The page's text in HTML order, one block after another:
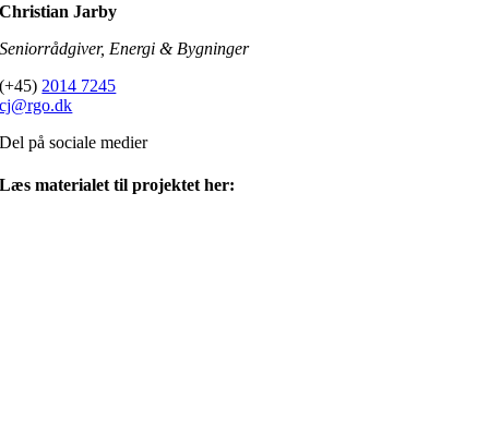
Christian Jarby
Seniorrådgiver, Energi & Bygninger
(+45) 2014 7245
cj@rgo.dk
Del på sociale medier
Læs materialet til projektet her: